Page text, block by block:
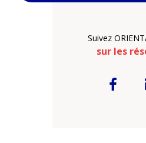
Suivez
sur les